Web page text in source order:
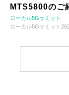
MTS5800のご
ローカル5Gサミット
ローカル5Gサミット